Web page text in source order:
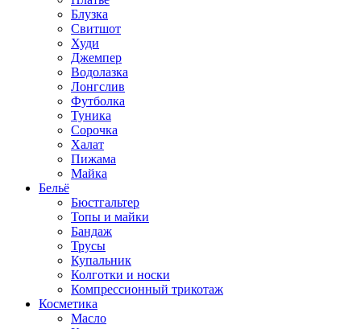
Блузка
Свитшот
Худи
Джемпер
Водолазка
Лонгслив
Футболка
Туника
Сорочка
Халат
Пижама
Майка
Бельё
Бюстгальтер
Топы и майки
Бандаж
Трусы
Купальник
Колготки и носки
Компрессионный трикотаж
Косметика
Масло